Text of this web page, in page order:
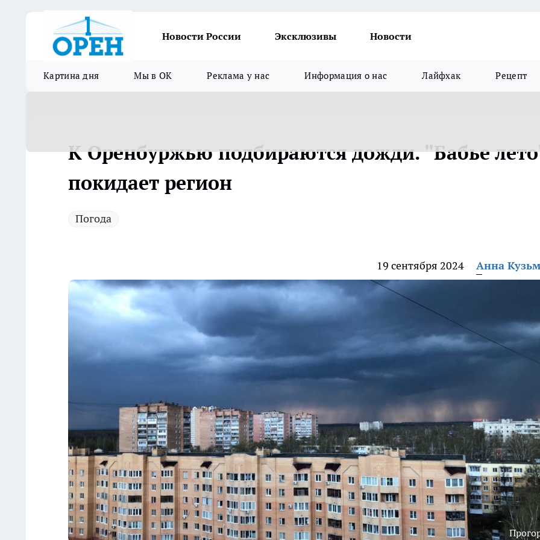
Новости России Эксклюзивы Новости
Картина дня Мы в ОК Реклама у нас Информация о нас Лайфхак Рецепт
К Оренбуржью подбираются дожди. "Бабье
покидает регион
Погода
19 сентября 2024 Анна